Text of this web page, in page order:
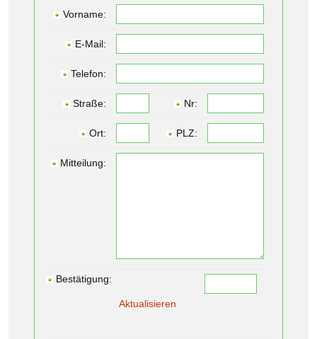
Vorname:
E-Mail:
Telefon:
Straße: Nr:
Ort: PLZ:
Mitteilung:
Bestätigung:
Aktualisieren